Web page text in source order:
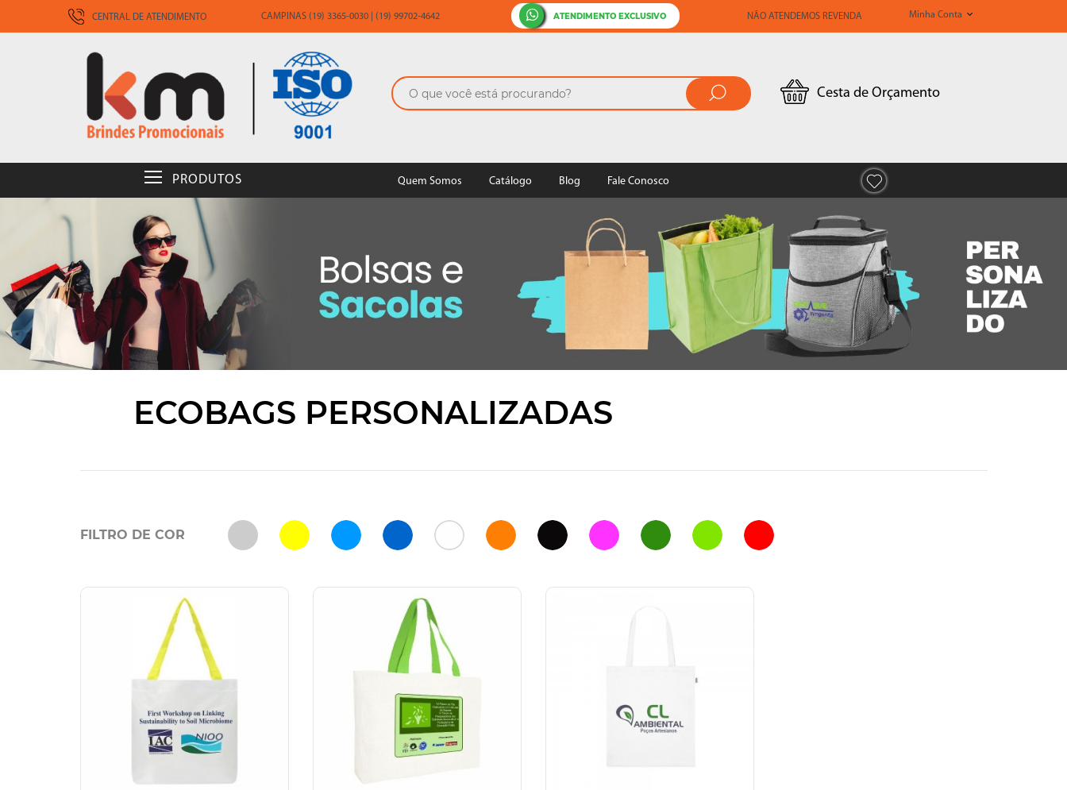
CENTRAL DE ATENDIMENTO CAMPINAS (19) 3365-0030 | (19) 99702-4642 ATENDIMENTO EXCLUSIVO NÃO ATENDEMOS REVENDA Minha Conta
Cesta de Orçamento
PRODUTOS Quem Somos Catálogo Blog Fale Conosco
ECOBAGS PERSONALIZADAS
FILTRO DE COR